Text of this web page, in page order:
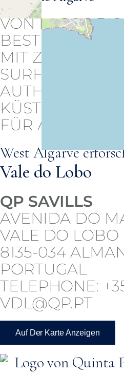
VON LAGOS
BESTICHT DIE
MIT
FÜR
West Algarve
Vale do Lobo
QP SAVILLS
AVENIDA DO
VALE DO LOBO
8135-034
PORTUGAL
TELEPHONE:
VDL@QP.PT
Auf Der Karte Anzeigen